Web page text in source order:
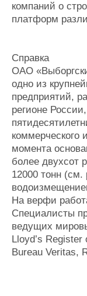
компаний о
платформ
Справка
ОАО
одно из
предприятий,
регионе
коммерческого
момента
более двухсот
12000 тонн
На верфи
Специалисты
ведущих
Lloyd’s
Bureau Veritas,